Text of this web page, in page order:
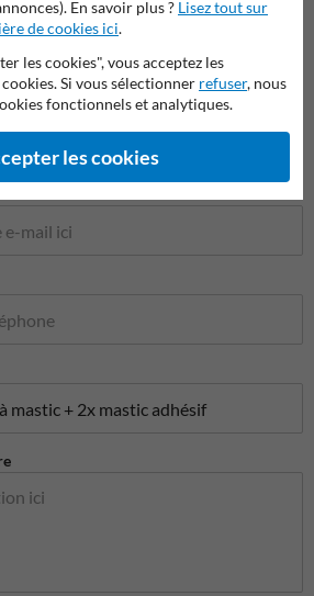
En savoir plus ? Lisez tout sur
de cookies ici.
les cookies", vous acceptez les
Si vous sélectionner refuser, nous
fonctionnels et analytiques.
les cookies